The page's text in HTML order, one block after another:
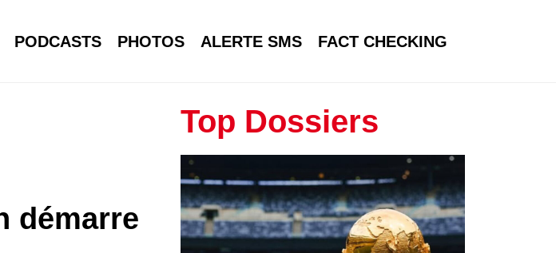
PODCASTS PHOTOS ALERTE SMS FACT CHECKING
démarre
Top Dossiers